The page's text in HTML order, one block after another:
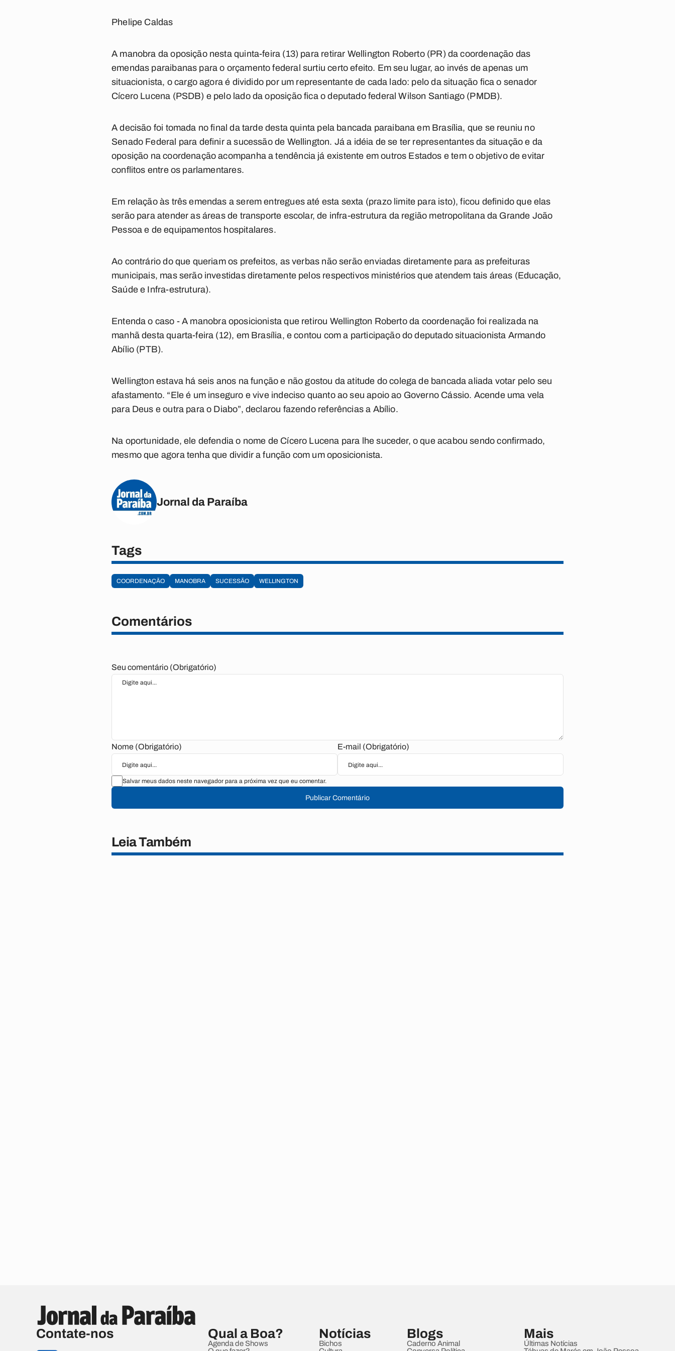
Phelipe Caldas
A manobra da oposição nesta quinta-feira (13) para retirar Wellington Roberto (PR) da coordenação das
emendas paraibanas para o orçamento federal surtiu certo efeito. Em seu lugar, ao invés de apenas um
situacionista, o cargo agora é dividido por um representante de cada lado: pelo da situação fica o senador
Cícero Lucena (PSDB) e pelo lado da oposição fica o deputado federal Wilson Santiago (PMDB).
A decisão foi tomada no final da tarde desta quinta pela bancada paraibana em Brasília, que se reuniu no
Senado Federal para definir a sucessão de Wellington. Já a idéia de se ter representantes da situação e da
oposição na coordenação acompanha a tendência já existente em outros Estados e tem o objetivo de evitar
conflitos entre os parlamentares.
Em relação às três emendas a serem entregues até esta sexta (prazo limite para isto), ficou definido que elas
serão para atender as áreas de transporte escolar, de infra-estrutura da região metropolitana da Grande João
Pessoa e de equipamentos hospitalares.
Ao contrário do que queriam os prefeitos, as verbas não serão enviadas diretamente para as prefeituras
municipais, mas serão investidas diretamente pelos respectivos ministérios que atendem tais áreas (Educação,
Saúde e Infra-estrutura).
Entenda o caso -A manobra oposicionista que retirou Wellington Roberto da coordenação foi realizada na
manhã desta quarta-feira (12), em Brasília, e contou com a participação do deputado situacionista Armando
Abílio (PTB).
Wellington estava há seis anos na função e não gostou da atitude do colega de bancada aliada votar pelo seu
afastamento. “Ele é um inseguro e vive indeciso quanto ao seu apoio ao Governo Cássio. Acende uma vela
para Deus e outra para o Diabo”, declarou fazendo referências a Abílio.
Na oportunidade, ele defendia o nome de Cícero Lucena para lhe suceder, o que acabou sendo confirmado,
mesmo que agora tenha que dividir a função com um oposicionista.
Jornal da Paraíba
Tags
COORDENAÇÃO MANOBRA SUCESSÃO WELLINGTON
Comentários
Seu comentário (Obrigatório)
Nome (Obrigatório) E-mail (Obrigatório)
Salvar meus dados neste navegador para a próxima vez que eu comentar.
Publicar Comentário
Leia Também
Contate-nos Qual a Boa?
Agenda de Shows
Notícias
Bichos
Blogs
Caderno Animal
Mais
Últimas Notícias